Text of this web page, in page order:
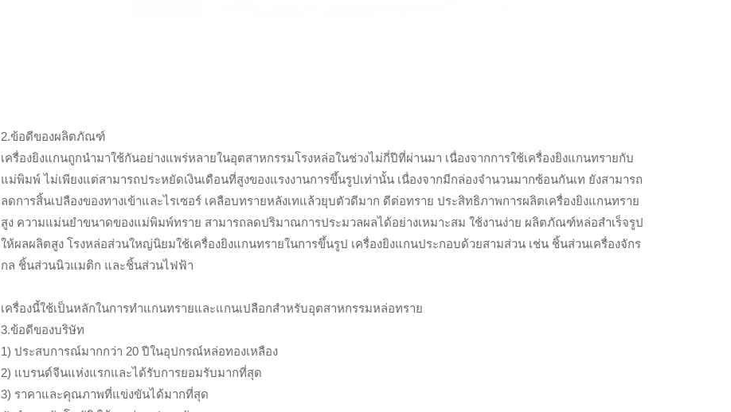
2.ข้อดีของผลิตภัณฑ์
เครื่องยิงแกนถูกนำมาใช้กันอย่างแพร่หลายในอุตสาหกรรมโรงหล่อในช่วงไม่กี่ปีที่ผ่านมา เนื่องจากการใช้เครื่องยิงแกนทรายกับ
แม่พิมพ์ ไม่เพียงแต่สามารถประหยัดเงินเดือนที่สูงของแรงงานการขึ้นรูปเท่านั้น เนื่องจากมีกล่องจำนวนมากซ้อนกันเท ยังสามารถ
ลดการสิ้นเปลืองของทางเข้าและไรเซอร์ เคลือบทรายหลังเทแล้วยุบตัวดีมาก ดีต่อทราย ประสิทธิภาพการผลิตเครื่องยิงแกนทราย
สูง ความแม่นยำขนาดของแม่พิมพ์ทราย สามารถลดปริมาณการประมวลผลได้อย่างเหมาะสม ใช้งานง่าย ผลิตภัณฑ์หล่อสำเร็จรูป
ให้ผลผลิตสูง โรงหล่อส่วนใหญ่นิยมใช้เครื่องยิงแกนทรายในการขึ้นรูป เครื่องยิงแกนประกอบด้วยสามส่วน เช่น ชิ้นส่วนเครื่องจักร
กล ชิ้นส่วนนิวแมติก และชิ้นส่วนไฟฟ้า
เครื่องนี้ใช้เป็นหลักในการทำแกนทรายและแกนเปลือกสำหรับอุตสาหกรรมหล่อทราย
3.ข้อดีของบริษัท
1) ประสบการณ์มากกว่า 20 ปีในอุปกรณ์หล่อทองเหลือง
2) แบรนด์จีนแห่งแรกและได้รับการยอมรับมากที่สุด
3) ราคาและคุณภาพที่แข่งขันได้มากที่สุด